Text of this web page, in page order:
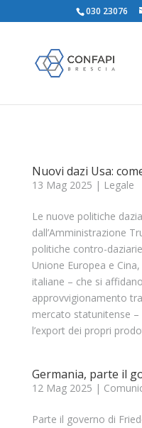
030 23076
Nuovi dazi Usa:
13 Mag 2025 | Legale
Le nuove politiche
dall’Amministrazione
politiche contro-
Unione Europea e
italiane – che si
approvvigionamento
mercato statunitense
l’export dei propri
Germania, parte il
12 Mag 2025 |
Parte il governo di